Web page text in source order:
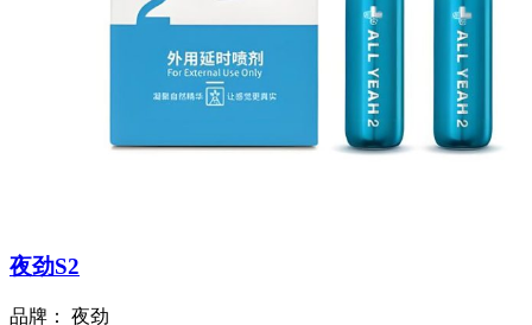
夜劲S2
品牌：
夜劲